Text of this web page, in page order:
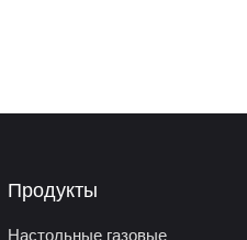
Продукты
Настольные газовые